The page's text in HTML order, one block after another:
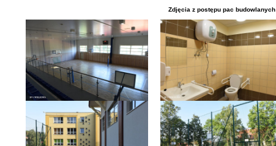
Zdjęcia z postępu pac budowlanych